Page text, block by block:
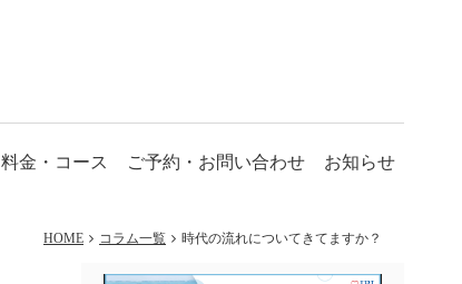
料金・コース ご予約・お問い合わせ お知らせ
HOME コラム一覧 時代の流れについてきてますか？